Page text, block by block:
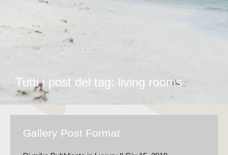
Tutti i post del tag: living rooms
Gallery Post Format